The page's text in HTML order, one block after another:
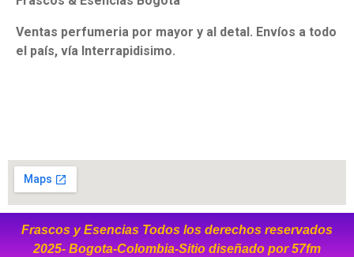
Ventas perfumeria por mayor y al detal. Envíos a todo
el país, vía Interrapidisimo.
Frascos y Esencias Todos los derechos reservados
2025- Bogota-Colombia-Sitio diseñado por57fm